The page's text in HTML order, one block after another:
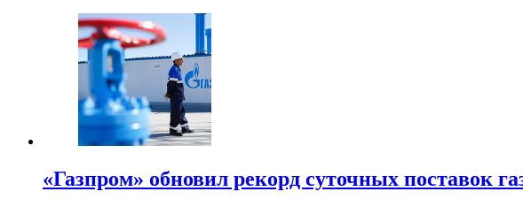
«Газпром» обновил рекорд суточных поставок